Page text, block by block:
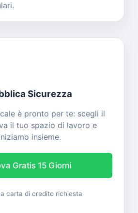
Sicurezza
è pronto per te: scegli il
il tuo spazio di lavoro e
insieme.
Gratis 15 Giorni
carta di credito richiesta